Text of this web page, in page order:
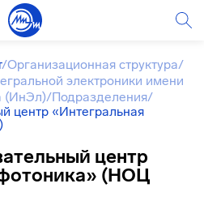
/Организационная структура/
электроники имени
(ИнЭл)/Подразделения/
центр «Интегральная
центр
(НОЦ